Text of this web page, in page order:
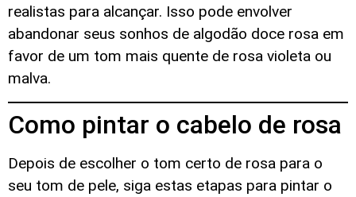
realistas para alcançar. Isso pode envolver
abandonar seus sonhos de algodão doce rosa em
favor de um tom mais quente de rosa violeta ou
malva.
Como pintar o cabelo de rosa
Depois de escolher o tom certo de rosa para o
seu tom de pele, siga estas etapas para pintar o